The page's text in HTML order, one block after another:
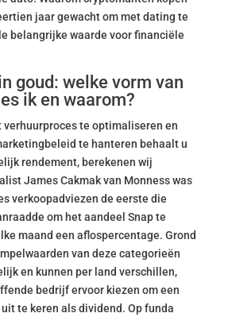
jaar gewacht om met dating te
belangrijke waarde voor financiële
goud: welke vorm van
ik en waarom?
verhuurproces te optimaliseren en
te hanteren behaalt u
rendement, berekenen wij
James Cakmak van Monness was
verkoopadviezen de eerste die
om het aandeel Snap te
maand een aflospercentage. Grond
van deze categorieën
en kunnen per land verschillen,
bedrijf ervoor kiezen om een
te keren als dividend. Op funda